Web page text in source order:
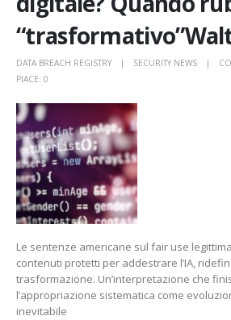
DATA BREACH REGISTRY SECURITY NEWS
PIACE: 0
Le sentenze americane sul fair use
contenuti protetti per addestrare l’IA,
trasformazione. Un’interpretazione che
l’appropriazione sistematica come
inevitabile